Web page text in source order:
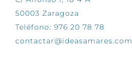
50003 Zaragoza
Teléfono: 976 20 78 78
contactar@ideasamares.com